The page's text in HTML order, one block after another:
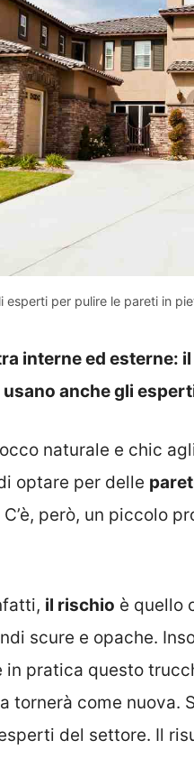
esperti per pulire le pareti in
interne ed esterne:
anche gli
naturale e chic
optare per delle
però, un piccolo
il rischio è quello
scure e opache.
pratica questo
tornerà come nuova.
del settore. Il